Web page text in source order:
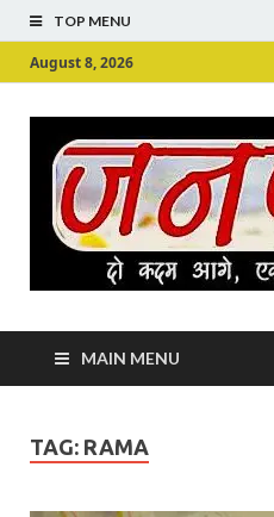
TOP MENU
August 8, 2026
MAIN MENU
TAG: RAMA